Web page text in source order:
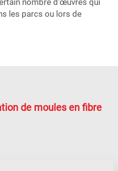
les parcs ou lors de
de moules en fibre